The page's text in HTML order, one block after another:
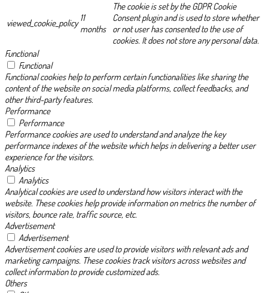
viewed_cookie_policy 11
months
The cookie is set by the GDPR Cookie
Consent plugin and is used to store whether
or not user has consented to the use of
cookies. It does not store any personal data.
Functional
Functional
Functional cookies help to perform certain functionalities like sharing the
content of the website on social media platforms, collect feedbacks, and
other third-party features.
Performance
Performance
Performance cookies are used to understand and analyze the key
performance indexes of the website which helps in delivering a better user
experience for the visitors.
Analytics
Analytics
Analytical cookies are used to understand how visitors interact with the
website. These cookies help provide information on metrics the number of
visitors, bounce rate, traffic source, etc.
Advertisement
Advertisement
Advertisement cookies are used to provide visitors with relevant ads and
marketing campaigns. These cookies track visitors across websites and
collect information to provide customized ads.
Others